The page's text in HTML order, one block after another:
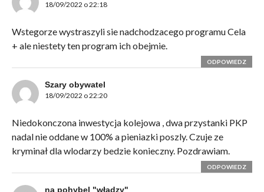
18/09/2022 o 22:18
Wstegorze wystraszyli sie nadchodzacego programu Cela
+ ale niestety ten program ich obejmie.
ODPOWIEDZ
Szary obywatel
18/09/2022 o 22:20
Niedokonczona inwestycja kolejowa , dwa przystanki PKP
nadal nie oddane w 100% a pieniazki poszly. Czuje ze
kryminał dla wlodarzy bedzie konieczny. Pozdrawiam.
ODPOWIEDZ
na pohybel "władzy"